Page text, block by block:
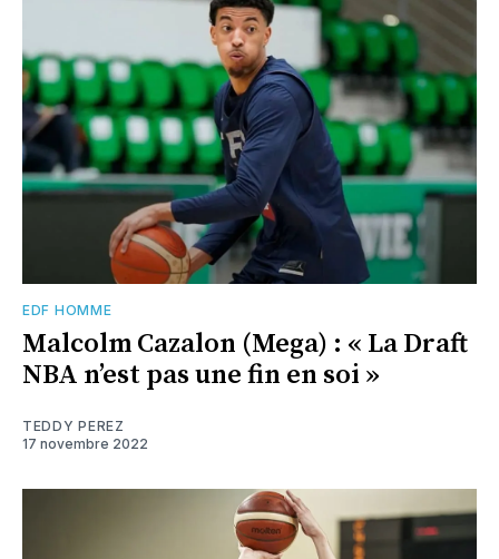
EDF HOMME
Malcolm Cazalon (Mega) : « La Draft
NBA n’est pas une fin en soi »
TEDDY PEREZ
17 novembre 2022